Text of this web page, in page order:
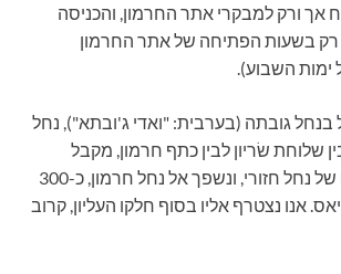
ורק למבקרי אתר החרמון, והכניסה
רק בשעות הפתיחה של אתר החרמון
גובתה (בערבית: "ואדי ג'ובתא"), נחל
שלוחת שׂריון לבין כתף חרמון, מקבל
בהמשכו את מימיו של נחל חזורי, ונשפך אל נחל חרמון, כ-300
אנו נצטרף אליו בסוף חלקו העליון, קרוב